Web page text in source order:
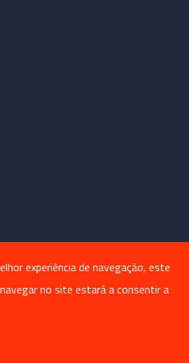
experiência de navegação, este
no site estará a consentir a